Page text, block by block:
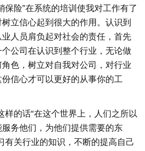
保险”在系统的培训使我对工作有了
立信心起到很大的作用。认识到
人员肩负起对社会的责任，首先
公司在认识到整个行业，无论做
色，树立对自我对公司，对行业
信心才可以更好的从事你的工
样的话“在这个世界上，人们之所以
务他们，为他们提供需要的东
有关行业的知识，不断的提高自己